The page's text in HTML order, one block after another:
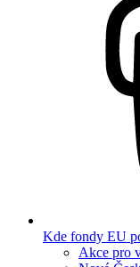
Kde fondy EU
Akce pro